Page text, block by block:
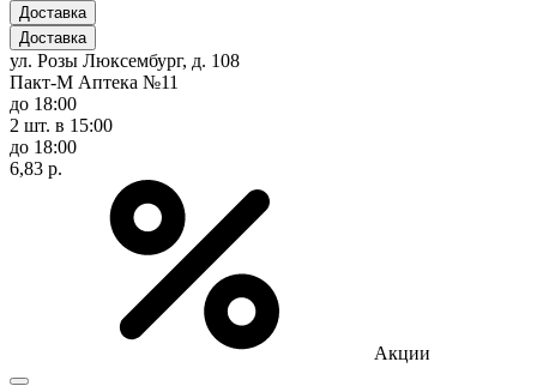
Доставка
Доставка
ул. Розы Люксембург, д. 108
Пакт-М Аптека №11
до 18:00
2 шт. в 15:00
до 18:00
6,83 р.
Акции